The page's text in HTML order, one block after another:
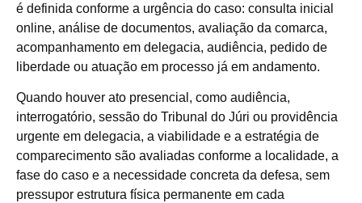
é definida conforme a urgência do caso: consulta inicial
online, análise de documentos, avaliação da comarca,
acompanhamento em delegacia, audiência, pedido de
liberdade ou atuação em processo já em andamento.
Quando houver ato presencial, como audiência,
interrogatório, sessão do Tribunal do Júri ou providência
urgente em delegacia, a viabilidade e a estratégia de
comparecimento são avaliadas conforme a localidade, a
fase do caso e a necessidade concreta da defesa, sem
pressupor estrutura física permanente em cada